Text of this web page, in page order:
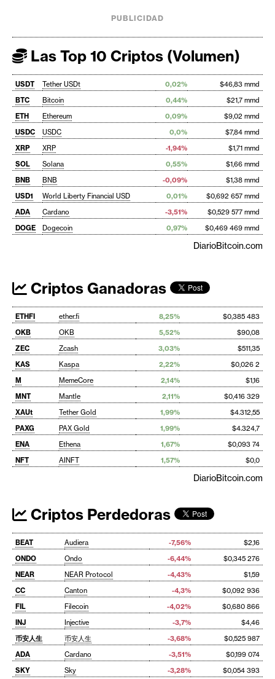
PUBLICIDAD
Las Top 10 Criptos (Volumen)
USDT Tether USDt 0,02%
$46,83 mmd
BTC
Bitcoin 0,44%
$21,7 mmd
ETH
Ethereum 0,09%
$9,02 mmd
USDC
USDC 0,0%
$7,84 mmd
XRP
XRP -1,94%
$1,71 mmd
SOL
Solana 0,55%
$1,66 mmd
BNB
BNB -0,09%
$1,38 mmd
USD1
World Liberty Financial USD 0,01%
$0,692 657 mmd
ADA
Cardano -3,51%
$0,529 577 mmd
DOGE
Dogecoin 0,97% $0,469 469 mmd
DiarioBitcoin.com
Criptos Ganadoras
ETHFI ether.fi 8,25%
$0,385 483
OKB
OKB 5,52%
$90,08
ZEC
Zcash 3,03%
$511,35
KAS
Kaspa 2,22%
$0,026 2
M
MemeCore 2,14%
$1,16
MNT
Mantle 2,11%
$0,416 329
XAUt
Tether Gold 1,99%
$4.312,55
PAXG
PAX Gold 1,99%
$4.324,7
ENA
Ethena 1,67%
$0,093 74
NFT
AINFT 1,57% $0,0
DiarioBitcoin.com
Criptos Perdedoras
BEAT Audiera -7,56%
$2,16
ONDO
Ondo -6,44%
$0,345 276
NEAR
NEAR Protocol -4,43%
$1,59
CC
Canton -4,3%
$0,092 936
FIL
Filecoin -4,02%
$0,680 866
INJ
Injective -3,7%
$4,46
币安人生
币安人生 -3,68%
$0,525 987
ADA
Cardano -3,51%
$0,199 074
SKY
Sky -3,28%
$0,054 393